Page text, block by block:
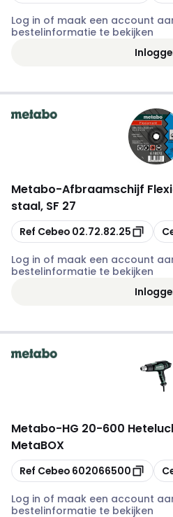
Log in of maak een account
bestelinformatie te bekijken
Metabo-Afbraamschijf
staal, SF 27
Kopiëren
Ref Cebeo 02.72.82.25
Log in of maak een account
bestelinformatie te bekijken
Metabo-HG 20-600
MetaBOX
Kopiëren
Ref Cebeo 602066500
Log in of maak een account
bestelinformatie te bekijken